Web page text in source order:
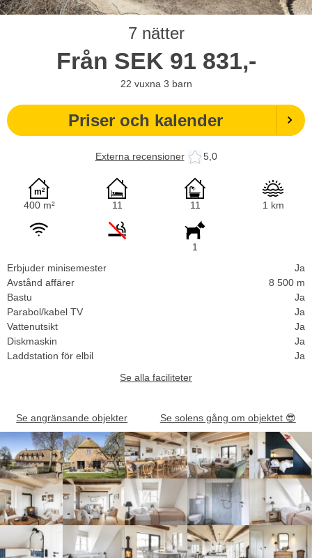
7 nätter
Från SEK 91 831,-
22 vuxna 3 barn
Priser och kalender
Externa recensioner 5,0
400 m² 11 11 1 km
1
Erbjuder minisemester
Ja
Avstånd affärer
8 500 m
Bastu
Ja
Parabol/kabel TV
Ja
Vattenutsikt
Ja
Diskmaskin
Ja
Laddstation för elbil
Ja
Se alla faciliteter
Se angränsande objekter Se solens gång om objektet 😎